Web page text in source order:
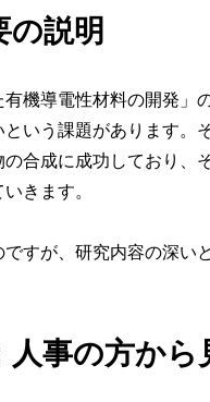
説明
機導電性材料の開発」
いう課題があります。
合成に成功しており、
きます。
ですが、研究内容の深
事の方から